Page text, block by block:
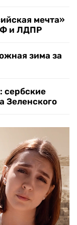
мечта»
и ЛДПР
зима за
сербские
Зеленского